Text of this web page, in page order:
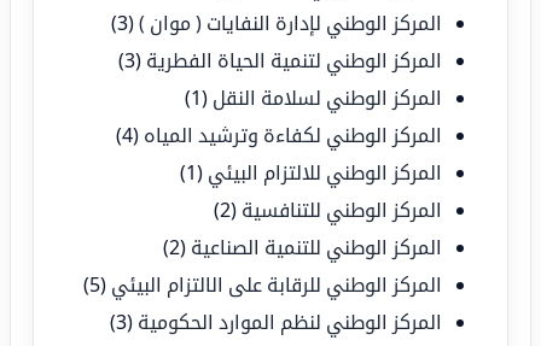
المركز الوطني لإدارة النفايات ( موان )(3)
المركز الوطني لتنمية الحياة الفطرية (3)
المركز الوطني لسلامة النقل (1)
المركز الوطني لكفاءة وترشيد المياه (4)
المركز الوطني للالتزام البيئي (1)
المركز الوطني للتنافسية (2)
المركز الوطني للتنمية الصناعية (2)
المركز الوطني للرقابة على الالتزام البيئي (5)
المركز الوطني لنظم الموارد الحكومية (3)